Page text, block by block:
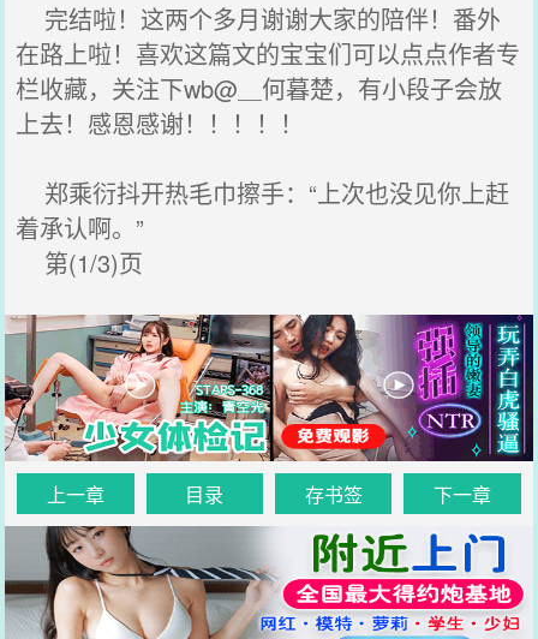
完结啦！这两个多月谢谢大家的陪伴！番外
在路上啦！喜欢这篇文的宝宝们可以点点作者专
栏收藏，关注下wb@＿何暮楚，有小段子会放
上去！感恩感谢！！！！！
郑乘衍抖开热毛巾擦手：“上次也没见你上赶
着承认啊。”
第(1/3)页
上一章 目录 存书签 下一章